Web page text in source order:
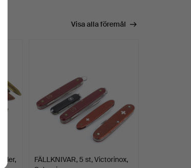
Visa alla föremål
FÄLLKNIVAR, 5 st, Victorinox,